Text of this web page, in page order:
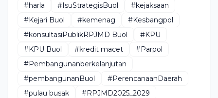
#harla
#IsuStrategisBuol
#kejaksaan
#Kejari Buol
#kemenag
#Kesbangpol
#konsultasiPublikRPJMD Buol
#KPU
#KPU Buol
#kredit macet
#Parpol
#Pembangunanberkelanjutan
#pembangunanBuol
#PerencanaanDaerah
#pulau busak
#RPJMD2025_2029